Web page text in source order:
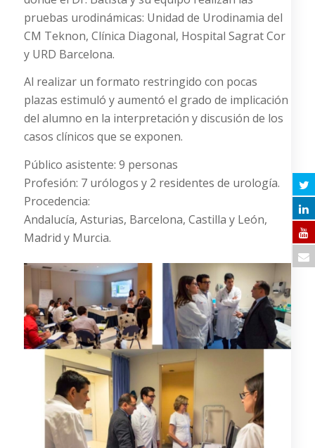
pruebas urodinámicas: Unidad de Urodinamia del
CM Teknon, Clínica Diagonal, Hospital Sagrat Cor
y URD Barcelona.
Al realizar un formato restringido con pocas
plazas estimuló y aumentó el grado de implicación
del alumno en la interpretación y discusión de los
casos clínicos que se exponen.
Público asistente: 9 personas
Profesión: 7 urólogos y 2 residentes de urología.
Procedencia:
Andalucía, Asturias, Barcelona, Castilla y León,
Madrid y Murcia.